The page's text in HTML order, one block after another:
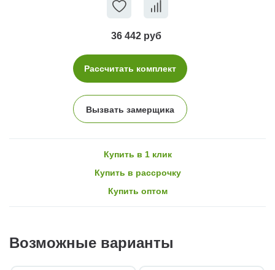
36 442 руб
Рассчитать комплект
Вызвать замерщика
Купить в 1 клик
Купить в рассрочку
Купить оптом
Возможные варианты